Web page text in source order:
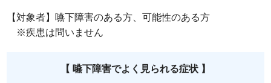
【対象者】嚥下障害のある方、可能性のある方
※疾患は問いません
【 嚥下障害でよく見られる症状 】